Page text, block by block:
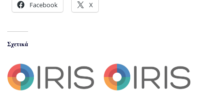
Facebook X
Σχετικά